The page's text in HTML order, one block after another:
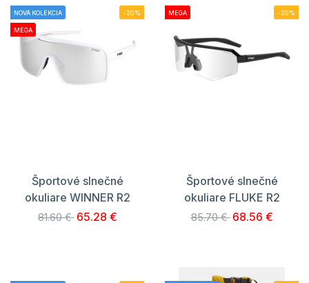
NOVÁ KOLEKCIA
MEGA
-20%
Športové slnečné
okuliare WINNER R2
81.60 € 65.28 €
MEGA -20%
Športové slnečné
okuliare FLUKE R2
85.70 € 68.56 €